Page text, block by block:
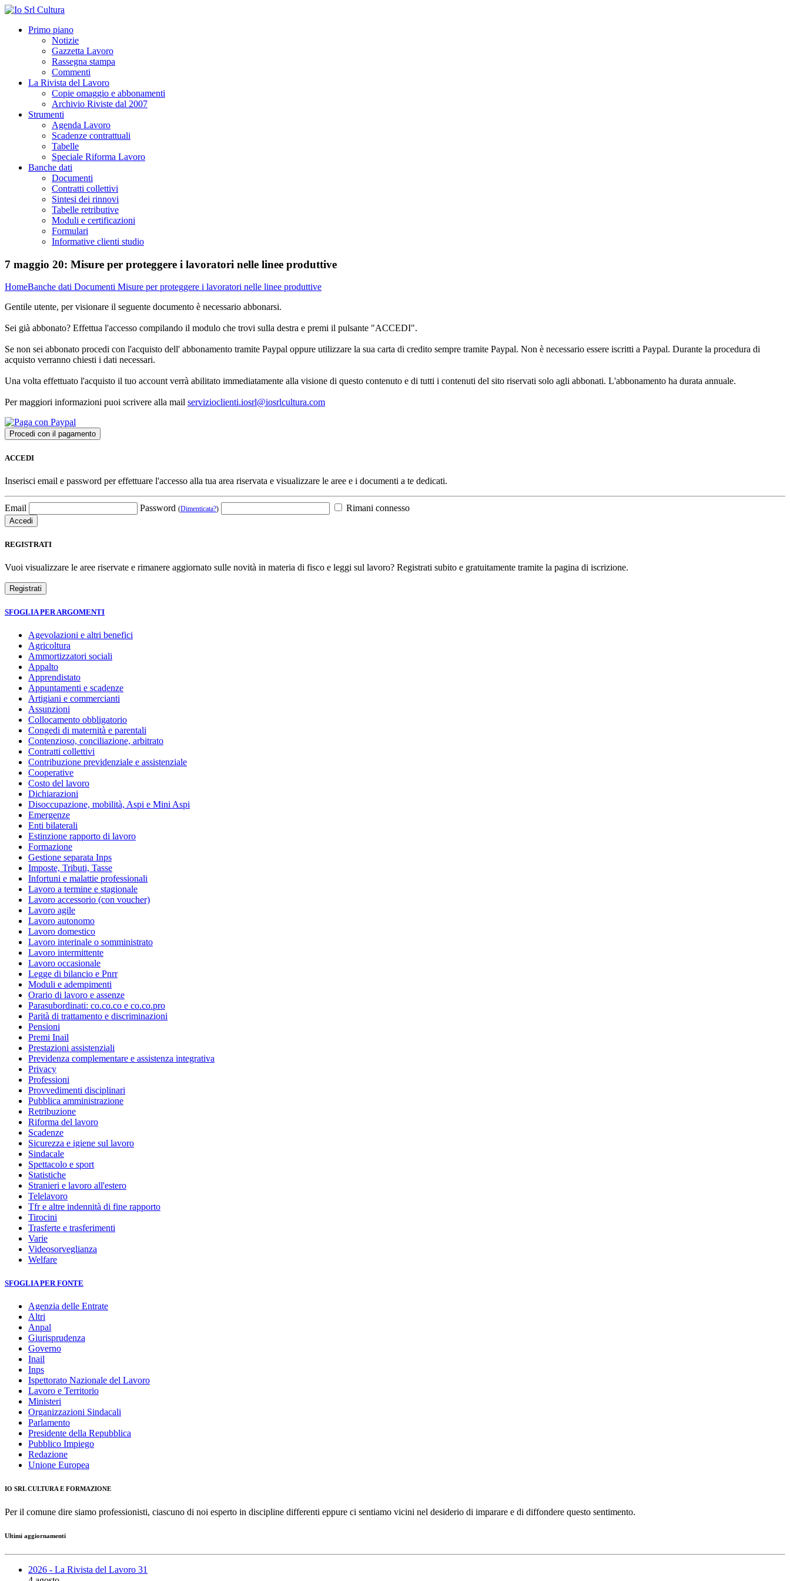
Primo piano
Notizie
Gazzetta Lavoro
Rassegna stampa
Commenti
La Rivista del Lavoro
Copie omaggio e abbonamenti
Archivio Riviste dal 2007
Strumenti
Agenda Lavoro
Scadenze contrattuali
Tabelle
Speciale Riforma Lavoro
Banche dati
Documenti
Contratti collettivi
Sintesi dei rinnovi
Tabelle retributive
Moduli e certificazioni
Formulari
Informative clienti studio
7 maggio 20: Misure per proteggere i lavoratori nelle linee produttive
HomeBanche dati Documenti Misure per proteggere i lavoratori nelle linee produttive
Gentile utente, per visionare il seguente documento è necessario abbonarsi.
Sei già abbonato? Effettua l'accesso compilando il modulo che trovi sulla destra e premi il pulsante "ACCEDI".
Se non sei abbonato procedi con l'acquisto dell' abbonamento tramite Paypal oppure utilizzare la sua carta di credito sempre tramite Paypal. Non è necessario essere iscritti a Paypal. Durante la procedura di
acquisto verranno chiesti i dati necessari.
Una volta effettuato l'acquisto il tuo account verrà abilitato immediatamente alla visione di questo contenuto e di tutti i contenuti del sito riservati solo agli abbonati. L'abbonamento ha durata annuale.
Per maggiori informazioni puoi scrivere alla mail servizioclienti.iosrl@iosrlcultura.com
ACCEDI
Inserisci email e password per effettuare l'accesso alla tua area riservata e visualizzare le aree e i documenti a te dedicati.
Email Password (Dimenticata?) Rimani connesso
REGISTRATI
Vuoi visualizzare le aree riservate e rimanere aggiornato sulle novità in materia di fisco e leggi sul lavoro? Registrati subito e gratuitamente tramite la pagina di iscrizione.
SFOGLIA PER ARGOMENTI
Agevolazioni e altri benefici
Agricoltura
Ammortizzatori sociali
Appalto
Apprendistato
Appuntamenti e scadenze
Artigiani e commercianti
Assunzioni
Collocamento obbligatorio
Congedi di maternità e parentali
Contenzioso, conciliazione, arbitrato
Contratti collettivi
Contribuzione previdenziale e assistenziale
Cooperative
Costo del lavoro
Dichiarazioni
Disoccupazione, mobilità, Aspi e Mini Aspi
Emergenze
Enti bilaterali
Estinzione rapporto di lavoro
Formazione
Gestione separata Inps
Imposte, Tributi, Tasse
Infortuni e malattie professionali
Lavoro a termine e stagionale
Lavoro accessorio (con voucher)
Lavoro agile
Lavoro autonomo
Lavoro domestico
Lavoro interinale o somministrato
Lavoro intermittente
Lavoro occasionale
Legge di bilancio e Pnrr
Moduli e adempimenti
Orario di lavoro e assenze
Parasubordinati: co.co.co e co.co.pro
Parità di trattamento e discriminazioni
Pensioni
Premi Inail
Prestazioni assistenziali
Previdenza complementare e assistenza integrativa
Privacy
Professioni
Provvedimenti disciplinari
Pubblica amministrazione
Retribuzione
Riforma del lavoro
Scadenze
Sicurezza e igiene sul lavoro
Sindacale
Spettacolo e sport
Statistiche
Stranieri e lavoro all'estero
Telelavoro
Tfr e altre indennità di fine rapporto
Tirocini
Trasferte e trasferimenti
Varie
Videosorveglianza
Welfare
SFOGLIA PER FONTE
Agenzia delle Entrate
Altri
Anpal
Giurisprudenza
Governo
Inail
Inps
Ispettorato Nazionale del Lavoro
Lavoro e Territorio
Ministeri
Organizzazioni Sindacali
Parlamento
Presidente della Repubblica
Pubblico Impiego
Redazione
Unione Europea
IO SRL CULTURA E FORMAZIONE
Per il comune dire siamo professionisti, ciascuno di noi esperto in discipline differenti eppure ci sentiamo vicini nel desiderio di imparare e di diffondere questo sentimento.
Ultimi aggiornamenti
2026 - La Rivista del Lavoro 31